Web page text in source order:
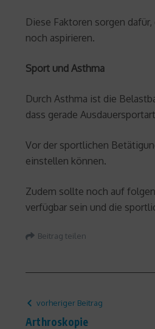
Diese Faktoren sorgen
noch aspirieren.
Sport und Asthma
Durch Asthma ist die
dass gerade
Vor der sportlichen
einstellen können.
Zudem sollte noch auf
verfügbar sein und die
Beitrag teilen
vorheriger Beitrag
Arthroskopie